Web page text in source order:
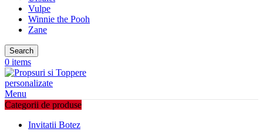
Vulpe
Winnie the Pooh
Zane
Search
0 items
Menu
Categorii de produse
Invitatii Botez